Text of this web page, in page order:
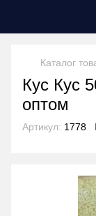
Каталог
Кус Кус
оптом
Артикул: 1778